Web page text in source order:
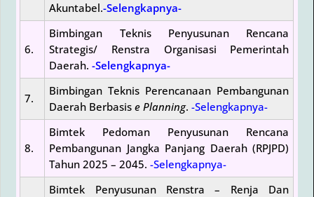
Akuntabel.-Selengkapnya-
6.
Bimbingan Teknis Penyusunan Rencana
Strategis/ Renstra Organisasi Pemerintah
Daerah.-Selengkapnya-
7.
Bimbingan Teknis Perencanaan Pembangunan
Daerah Berbasise Planning.-Selengkapnya-
8.
Bimtek Pedoman Penyusunan Rencana
Pembangunan Jangka Panjang Daerah (RPJPD)
Tahun 2025 – 2045.-Selengkapnya-
Bimtek Penyusunan Renstra – Renja Dan